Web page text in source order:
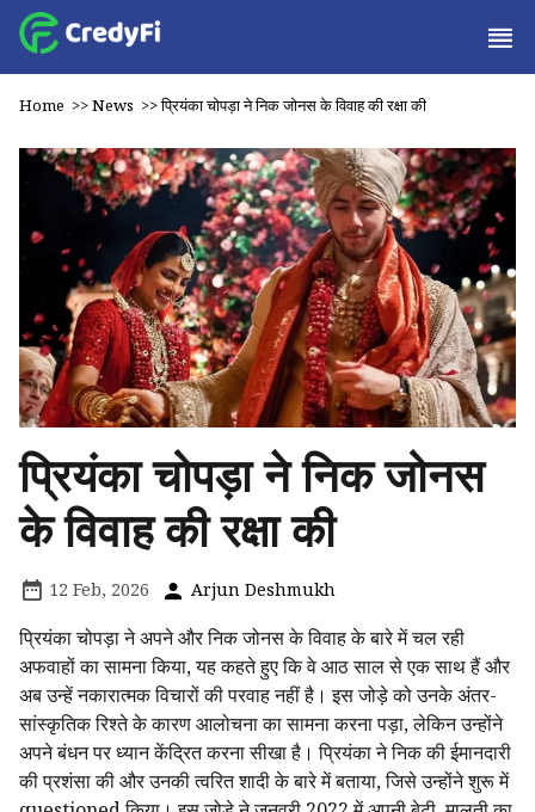
Home >>News >>प्रियंका चोपड़ा ने निक जोनस के विवाह की रक्षा की
प्रियंका चोपड़ा ने निक जोनस
के विवाह की रक्षा की
12 Feb, 2026 Arjun Deshmukh
प्रियंका चोपड़ा ने अपने और निक जोनस के विवाह के बारे में चल रही
अफवाहों का सामना किया, यह कहते हुए कि वे आठ साल से एक साथ हैं और
अब उन्हें नकारात्मक विचारों की परवाह नहीं है। इस जोड़े को उनके अंतर-
सांस्कृतिक रिश्ते के कारण आलोचना का सामना करना पड़ा, लेकिन उन्होंने
अपने बंधन पर ध्यान केंद्रित करना सीखा है। प्रियंका ने निक की ईमानदारी
की प्रशंसा की और उनकी त्वरित शादी के बारे में बताया, जिसे उन्होंने शुरू में